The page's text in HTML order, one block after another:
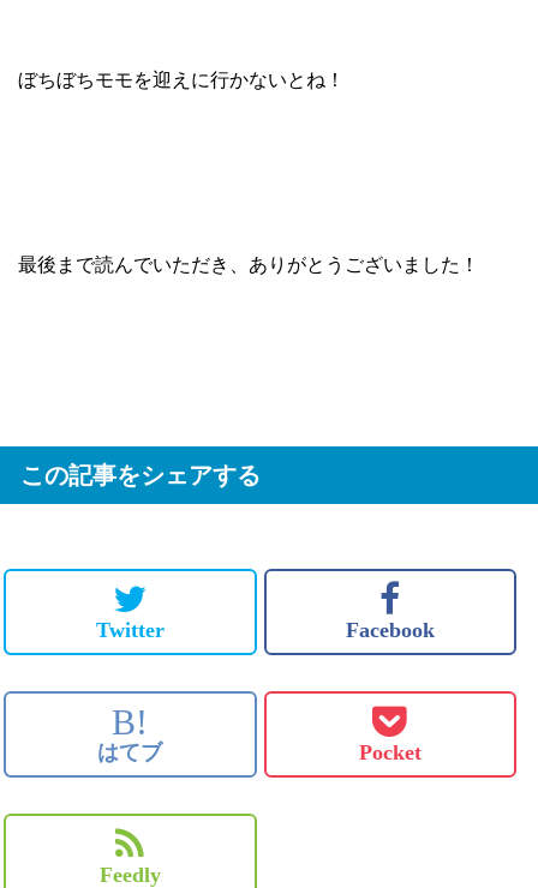
ぼちぼちモモを迎えに行かないとね！
最後まで読んでいただき、ありがとうございました！
この記事をシェアする
Twitter Facebook
B!
はてブ Pocket
Feedly